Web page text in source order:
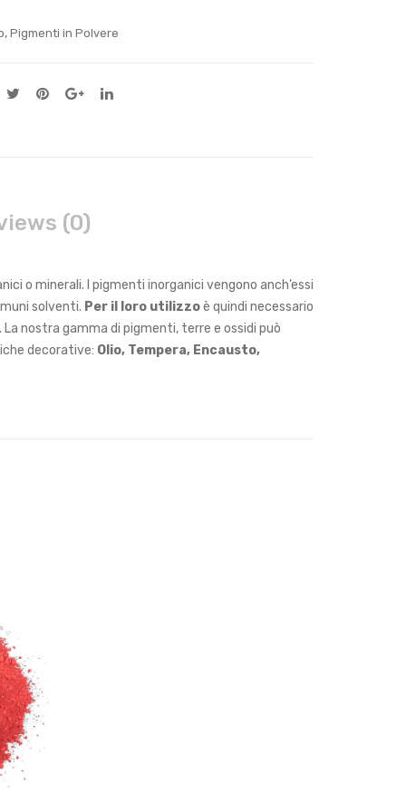
, Pigmenti in Polvere
(0)
o minerali. I pigmenti inorganici vengono anch’essi
solventi. Per il loro utilizzoè quindi necessario
La nostra gamma di pigmenti, terre e ossidi può
decorative: Olio, Tempera, Encausto,